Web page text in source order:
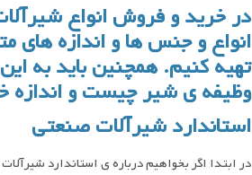
در خرید و فروش انواع
انواع و جنس ها و اندازه های
تهیه کنیم. همچنین باید به
وظیفه ی شیر چیست و اندازه
استاندارد شیرآلات صنعتی
در ابتدا اگر بخواهیم درباره ی استاندارد